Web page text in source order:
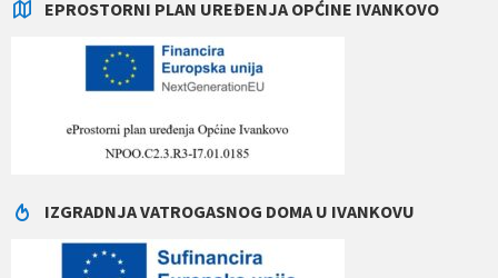
EPROSTORNI PLAN UREĐENJA OPĆINE IVANKOVO
IZGRADNJA VATROGASNOG DOMA U IVANKOVU